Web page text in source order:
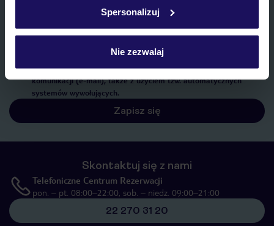
Spersonalizuj
Nie zezwalaj
Wyrażam zgodę na przetwarzanie danych osobowych przez TUI
marketingowych, w zakresie oraz celu wskazanym w
przetwarzaniu danych osobowych”, poprzez elektroniczną formę
komunikacji (e-mail), także z użyciem tzw. automatycznych
systemów wywołujących.
Zapisz się
Skontaktuj się z nami
Telefoniczne Centrum Rezerwacji
pon. – pt. 08:00–22:00, sob. – niedz. 09:00–21:00
22 270 31 20